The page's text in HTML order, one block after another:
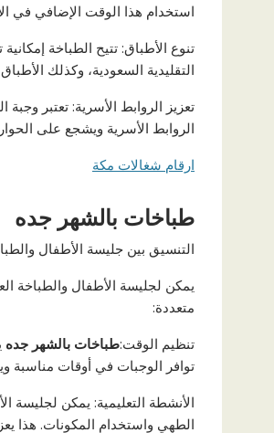
استخدام هذا الوقت الإضافي في
تنوع الأطباق: تتيح الطباخة
التقليدية السعودية، وكذلك
تعزيز الروابط الأسرية: تعتبر
الروابط الأسرية ويشجع على
ارقام شغالات مكة
طباخات بالشهر جده
التنسيق بين جليسة الأطفال
يمكن لجليسة الأطفال والطباخة
متعددة:
تنظيم الوقت:طباخات بالشهر جده
توافر الوجبات في أوقات مناسبة
الأنشطة التعليمية: يمكن لجليسة
الطهي واستخدام المكونات. هذا